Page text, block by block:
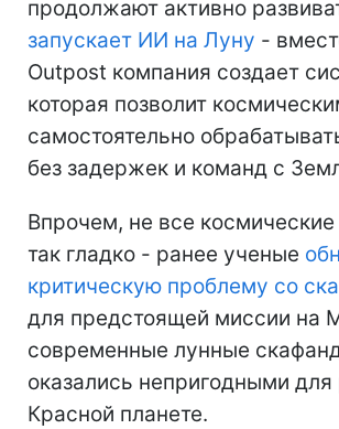
продолжают активно
запускает ИИ на Луну -
Outpost компания создает
которая позволит
самостоятельно
без задержек и команд с
Впрочем, не все
так гладко - ранее ученые
критическую проблему со
для предстоящей миссии на
современные лунные
оказались непригодными для
Красной планете.